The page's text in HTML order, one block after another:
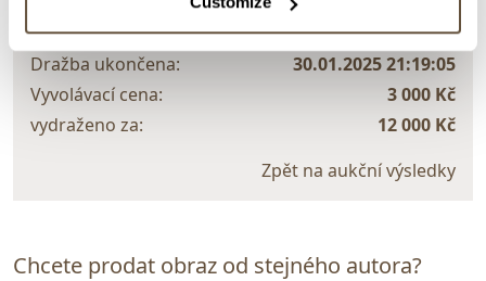
Dražba ukončena:
30.01.2025 21:19:05
Vyvolávací cena:
3 000 Kč
vydraženo za:
12 000 Kč
Zpět na aukční výsledky
Chcete prodat obraz od stejného autora?